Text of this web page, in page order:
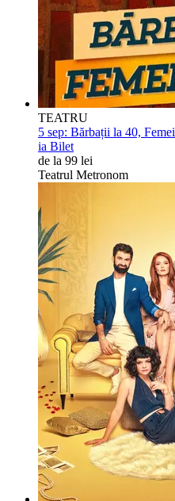
TEATRU
5 sep: Bărbații la 40,
ia Bilet
de la 99 lei
Teatrul Metronom